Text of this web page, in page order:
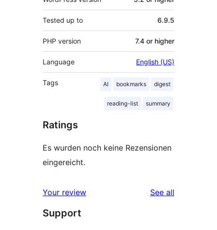
Tested up to 6.9.5
PHP version 7.4 or higher
Language English (US)
Tags AI bookmarks digest
reading-list summary
Ratings
Es wurden noch keine Rezensionen
eingereicht.
Your review See all
Support